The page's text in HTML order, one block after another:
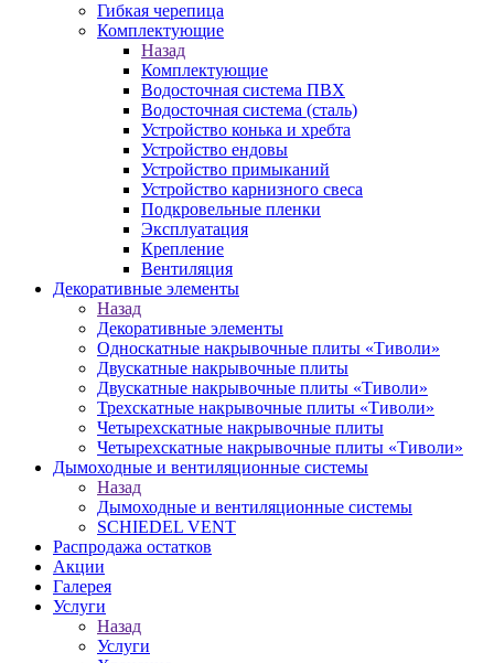
Гибкая черепица
Комплектующие
Назад
Комплектующие
Водосточная система ПВХ
Водосточная система (сталь)
Устройство конька и хребта
Устройство ендовы
Устройство примыканий
Устройство карнизного свеса
Подкровельные пленки
Эксплуатация
Крепление
Вентиляция
Декоративные элементы
Назад
Декоративные элементы
Односкатные накрывочные плиты «Тиволи»
Двускатные накрывочные плиты
Двускатные накрывочные плиты «Тиволи»
Трехскатные накрывочные плиты «Тиволи»
Четырехскатные накрывочные плиты
Четырехскатные накрывочные плиты «Тиволи»
Дымоходные и вентиляционные системы
Назад
Дымоходные и вентиляционные системы
SCHIEDEL VENT
Распродажа остатков
Акции
Галерея
Услуги
Назад
Услуги